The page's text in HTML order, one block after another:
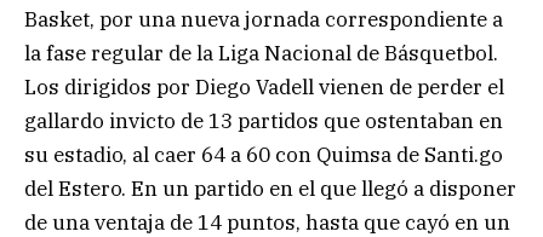
Basket, por una nueva jornada correspondiente a
la fase regular de la Liga Nacional de Básquetbol.
Los dirigidos por Diego Vadell vienen de perder el
gallardo invicto de 13 partidos que ostentaban en
su estadio, al caer 64 a 60 con Quimsa de Santi.go
del Estero. En un partido en el que llegó a disponer
de una ventaja de 14 puntos, hasta que cayó en un